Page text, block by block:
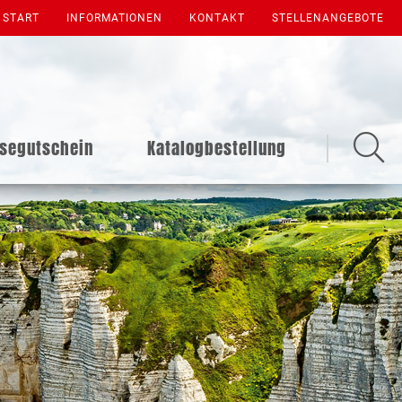
START INFORMATIONEN KONTAKT STELLENANGEBOTE
Katalogbestellung